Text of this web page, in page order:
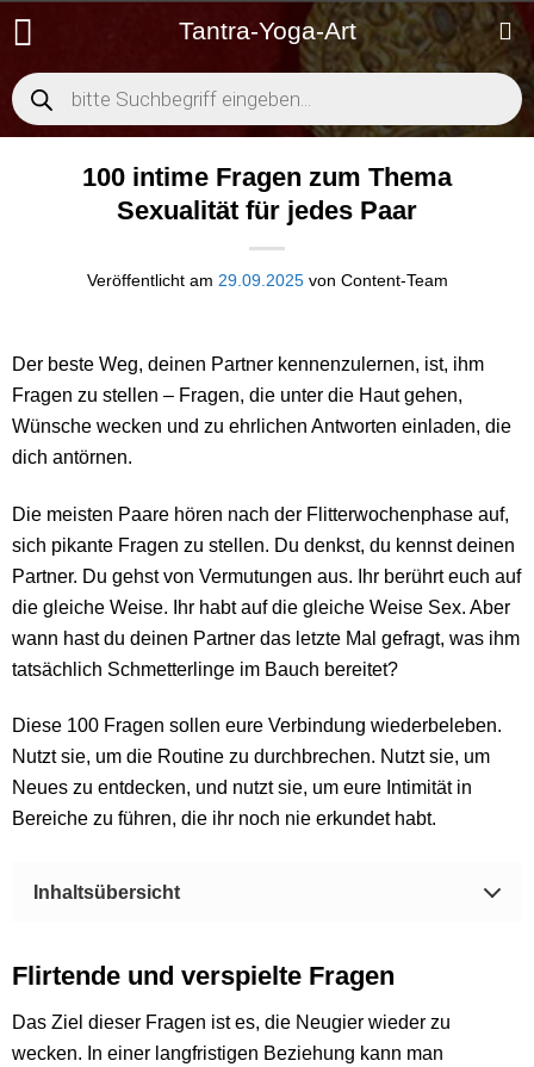
Zum
Inhalt
springen
Tantra-Yoga-Art
Products
search
100 intime Fragen zum Thema
Sexualität für jedes Paar
Veröffentlicht am 29.09.2025 von Content-Team
Der beste Weg, deinen Partner kennenzulernen, ist, ihm
Fragen zu stellen – Fragen, die unter die Haut gehen,
Wünsche wecken und zu ehrlichen Antworten einladen, die
dich antörnen.
Die meisten Paare hören nach der Flitterwochenphase auf,
sich pikante Fragen zu stellen. Du denkst, du kennst deinen
Partner. Du gehst von Vermutungen aus. Ihr berührt euch auf
die gleiche Weise. Ihr habt auf die gleiche Weise Sex. Aber
wann hast du deinen Partner das letzte Mal gefragt, was ihm
tatsächlich Schmetterlinge im Bauch bereitet?
Diese 100 Fragen sollen eure Verbindung wiederbeleben.
Nutzt sie, um die Routine zu durchbrechen. Nutzt sie, um
Neues zu entdecken, und nutzt sie, um eure Intimität in
Bereiche zu führen, die ihr noch nie erkundet habt.
Inhaltsübersicht
Flirtende und verspielte Fragen
Das Ziel dieser Fragen ist es, die Neugier wieder zu
wecken. In einer langfristigen Beziehung kann man